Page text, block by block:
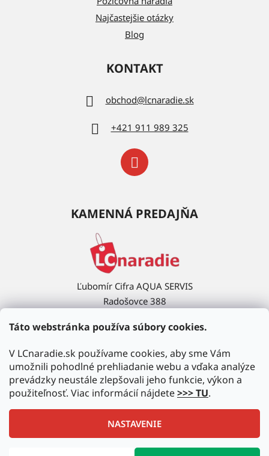
Táto webstránka používa súbory cookies.
V LCnaradie.sk používame cookies, aby sme Vám
umožnili pohodlné prehliadanie webu a vďaka analýze
prevádzky neustále zlepšovali jeho funkcie, výkon a
použiteľnosť. Viac informácií nájdete>>> TU.
NASTAVENIE
Najčastejšie otázky
Blog
KONTAKT
obchod@lcnaradie.sk
+421 911 989 325
KAMENNÁ PREDAJŇA
Ľubomír Cifra AQUA SERVIS
Radošovce 388